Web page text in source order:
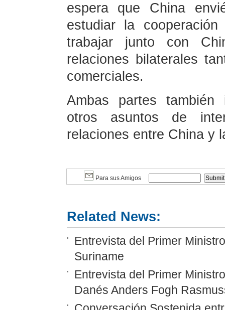
espera que China
estudiar la
trabajar junto con
relaciones bilaterales
comerciales.
Ambas partes también
otros asuntos de
relaciones entre China y
Para sus Amigos
Related News:
Entrevista del Primer
Suriname
Entrevista del Primer
Danés Anders Fogh